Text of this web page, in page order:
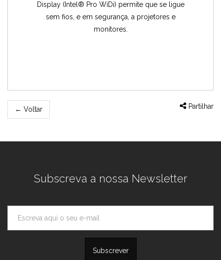
Display (Intel® Pro WiDi) permite que se ligue
sem fios, e em segurança, a projetores e
monitores.
← Voltar Partilhar
Subscreva a nossa Newsletter